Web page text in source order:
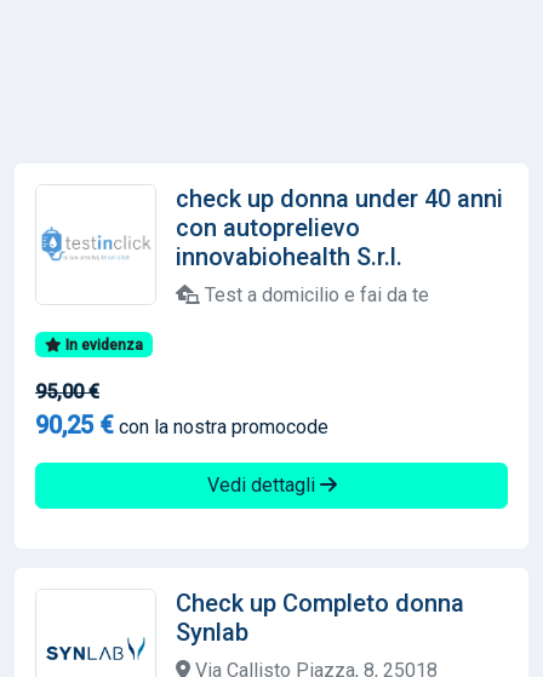
check up donna under 40 anni
con autoprelievo
innovabiohealth S.r.l.
Test a domicilio e fai da te
In evidenza
95,00 €
90,25 € con la nostra promocode
Vedi dettagli
Check up Completo donna
Synlab
Via Callisto Piazza, 8, 25018